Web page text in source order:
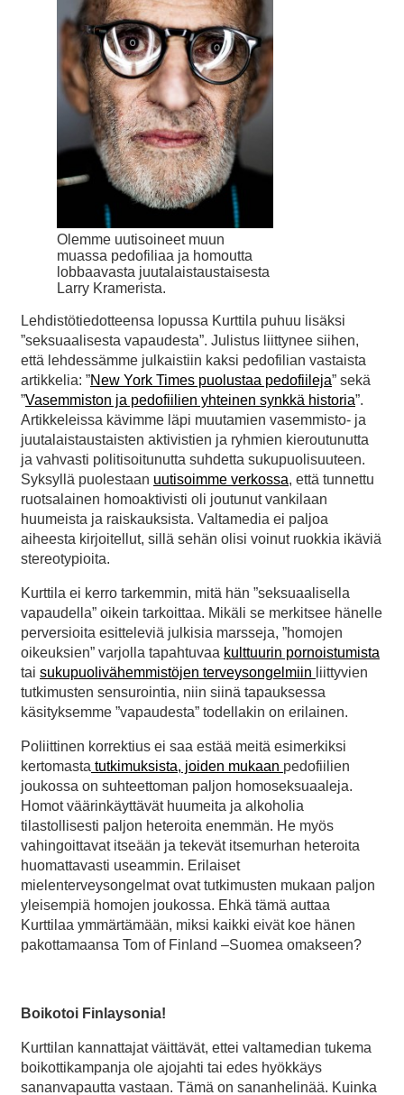
Olemme uutisoineet muun
muassa pedofiliaa ja homoutta
lobbaavasta juutalaistaustaisesta
Larry Kramerista.
Lehdistötiedotteensa lopussa Kurttila puhuu lisäksi
”seksuaalisesta vapaudesta”. Julistus liittynee siihen,
että lehdessämme julkaistiin kaksi pedofilian vastaista
artikkelia: ”New York Times puolustaa pedofiileja” sekä
”Vasemmiston ja pedofiilien yhteinen synkkä historia”.
Artikkeleissa kävimme läpi muutamien vasemmisto- ja
juutalaistaustaisten aktivistien ja ryhmien kieroutunutta
ja vahvasti politisoitunutta suhdetta sukupuolisuuteen.
Syksyllä puolestaan uutisoimme verkossa, että tunnettu
ruotsalainen homoaktivisti oli joutunut vankilaan
huumeista ja raiskauksista. Valtamedia ei paljoa
aiheesta kirjoitellut, sillä sehän olisi voinut ruokkia ikäviä
stereotypioita.
Kurttila ei kerro tarkemmin, mitä hän ”seksuaalisella
vapaudella” oikein tarkoittaa. Mikäli se merkitsee hänelle
perversioita esitteleviä julkisia marsseja, ”homojen
oikeuksien” varjolla tapahtuvaa kulttuurin pornoistumista
tai sukupuolivähemmistöjen terveysongelmiin liittyvien
tutkimusten sensurointia, niin siinä tapauksessa
käsityksemme ”vapaudesta” todellakin on erilainen.
Poliittinen korrektius ei saa estää meitä esimerkiksi
kertomasta tutkimuksista, joiden mukaan pedofiilien
joukossa on suhteettoman paljon homoseksuaaleja.
Homot väärinkäyttävät huumeita ja alkoholia
tilastollisesti paljon heteroita enemmän. He myös
vahingoittavat itseään ja tekevät itsemurhan heteroita
huomattavasti useammin. Erilaiset
mielenterveysongelmat ovat tutkimusten mukaan paljon
yleisempiä homojen joukossa. Ehkä tämä auttaa
Kurttilaa ymmärtämään, miksi kaikki eivät koe hänen
pakottamaansa Tom of Finland –Suomea omakseen?
Boikotoi Finlaysonia!
Kurttilan kannattajat väittävät, ettei valtamedian tukema
boikottikampanja ole ajojahti tai edes hyökkäys
sananvapautta vastaan. Tämä on sananhelinää. Kuinka